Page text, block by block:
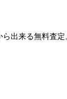
出来る無料査